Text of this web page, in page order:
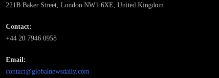
221B Baker Street, London NW1 6XE, United Kingdom
Contact:
+44 20 7946 0958
Email:
contact@globalnewsdaily.com